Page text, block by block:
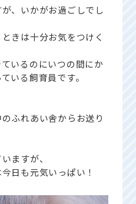
、いかがお過ごしでし
きは十分お気をつけく
いるのにいつの間にか
いる飼育員です。
ふれあい舎からお送り
ますが、
日も元気いっぱい！